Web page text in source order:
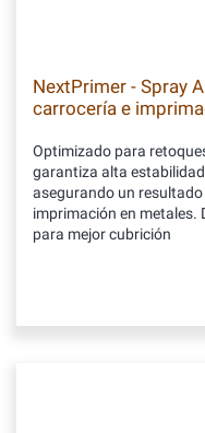
NextPrimer - Spray
carrocería e
Optimizado para
garantiza alta
asegurando un
imprimación en metales.
para mejor cubrición